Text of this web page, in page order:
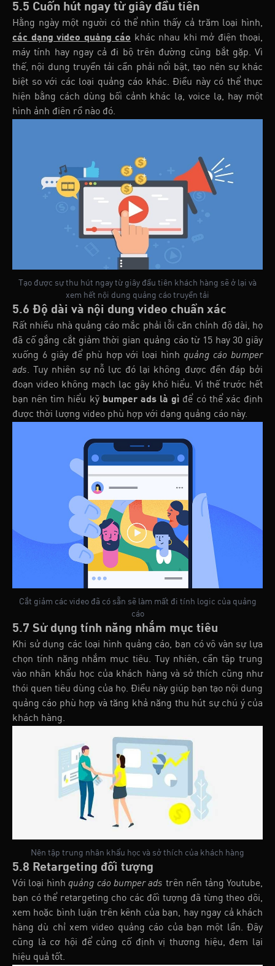
5.5 Cuốn hút ngay từ giây đầu tiên
Hằng ngày một người có thể nhìn thấy cả trăm loại hình,
các dạng video quảng cáo khác nhau khi mở điện thoại,
máy tính hay ngay cả đi bộ trên đường cũng bắt gặp. Vì
thế, nội dung truyền tải cần phải nổi bật, tạo nên sự khác
biệt so với các loại quảng cáo khác. Điều này có thể thực
hiện bằng cách dùng bối cảnh khác lạ, voice lạ, hay một
hình ảnh điên rồ nào đó.
Tạo được sự thu hút ngay từ giây đầu tiên khách hàng sẽ ở lại và
xem hết nội dung quảng cáo truyền tải
5.6 Độ dài và nội dung video chuẩn xác
Rất nhiều nhà quảng cáo mắc phải lỗi căn chỉnh độ dài, họ
đã cố gắng cắt giảm thời gian quảng cáo từ 15 hay 30 giây
xuống 6 giây để phù hợp với loại hìnhquảng cáo bumper
ads. Tuy nhiên sự nỗ lực đó lại không được đền đáp bởi
đoạn video không mạch lạc gây khó hiểu. Vì thế trước hết
bạn nên tìm hiểu kỹ bumper ads là gì để có thể xác định
được thời lượng video phù hợp với dạng quảng cáo này.
Cắt giảm các video đã có sẵn sẽ làm mất đi tính logic của quảng
cáo
5.7 Sử dụng tính năng nhắm mục tiêu
Khi sử dụng các loại hình quảng cáo, bạn có vô vàn sự lựa
chọn tính năng nhắm mục tiêu. Tuy nhiên, cần tập trung
vào nhân khẩu học của khách hàng và sở thích cũng như
thói quen tiêu dùng của họ. Điều này giúp bạn tạo nội dung
quảng cáo phù hợp và tăng khả năng thu hút sự chú ý của
khách hàng.
Nên tập trung nhân khẩu học và sở thích của khách hàng
5.8 Retargeting đối tượng
Với loại hìnhquảng cáo bumper ads trên nền tảng Youtube,
bạn có thể retargeting cho các đối tượng đã từng theo dõi,
xem hoặc bình luận trên kênh của bạn, hay ngay cả khách
hàng dù chỉ xem video quảng cáo của bạn một lần. Đây
cũng là cơ hội để củng cố định vị thương hiệu, đem lại
hiệu quả tốt.